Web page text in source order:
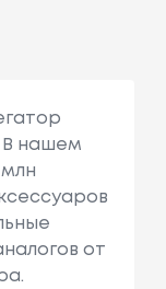
В нашем
от